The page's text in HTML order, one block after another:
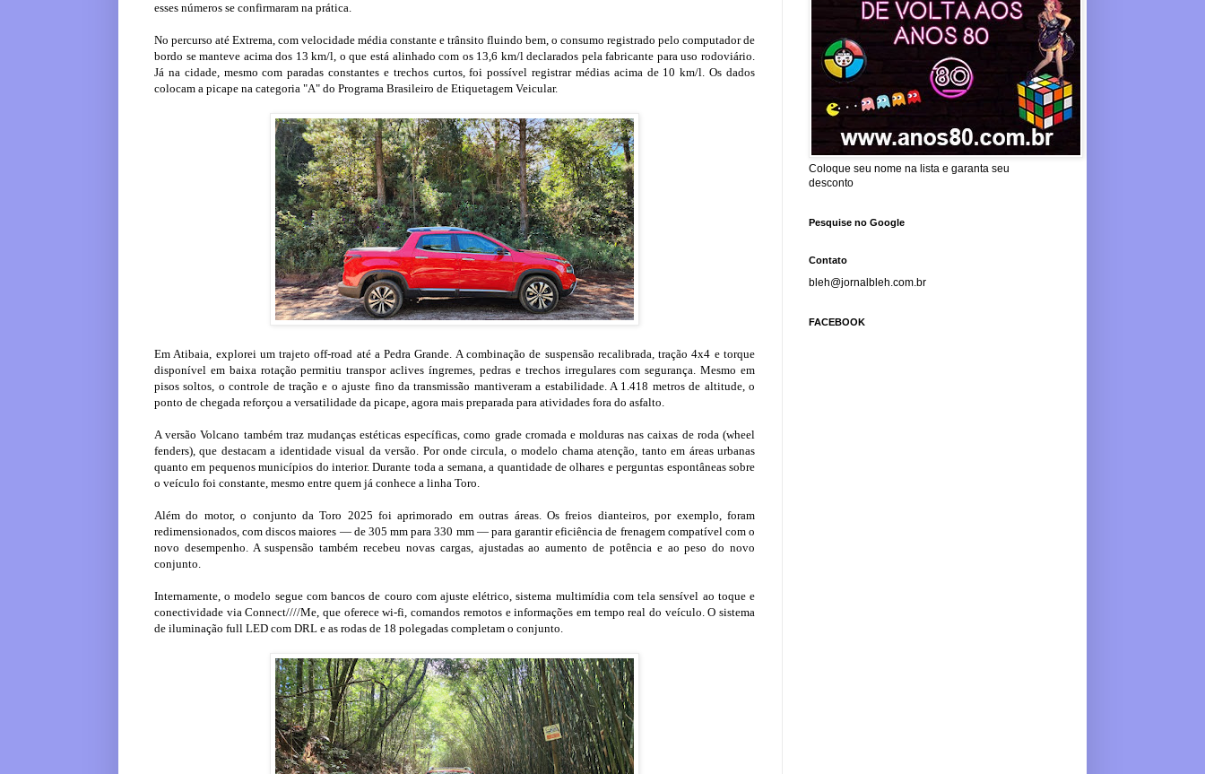
esses números se confirmaram na prática.
No percurso até Extrema, com velocidade média constante e trânsito fluindo bem, o consumo registrado pelo computador de
bordo se manteve acima dos 13 km/l, o que está alinhado com os 13,6 km/l declarados pela fabricante para uso rodoviário.
Já na cidade, mesmo com paradas constantes e trechos curtos, foi possível registrar médias acima de 10 km/l. Os dados
colocam a picape na categoria "A" do Programa Brasileiro de Etiquetagem Veicular.
Em Atibaia, explorei um trajeto off-road até a Pedra Grande. A combinação de suspensão recalibrada, tração 4x4 e torque
disponível em baixa rotação permitiu transpor aclives íngremes, pedras e trechos irregulares com segurança. Mesmo em
pisos soltos, o controle de tração e o ajuste fino da transmissão mantiveram a estabilidade. A 1.418 metros de altitude, o
ponto de chegada reforçou a versatilidade da picape, agora mais preparada para atividades fora do asfalto.
A versão Volcano também traz mudanças estéticas específicas, como grade cromada e molduras nas caixas de roda (wheel
fenders), que destacam a identidade visual da versão. Por onde circula, o modelo chama atenção, tanto em áreas urbanas
quanto em pequenos municípios do interior. Durante toda a semana, a quantidade de olhares e perguntas espontâneas sobre
o veículo foi constante, mesmo entre quem já conhece a linha Toro.
Além do motor, o conjunto da Toro 2025 foi aprimorado em outras áreas. Os freios dianteiros, por exemplo, foram
redimensionados, com discos maiores — de 305 mm para 330 mm — para garantir eficiência de frenagem compatível com o
novo desempenho. A suspensão também recebeu novas cargas, ajustadas ao aumento de potência e ao peso do novo
conjunto.
Internamente, o modelo segue com bancos de couro com ajuste elétrico, sistema multimídia com tela sensível ao toque e
conectividade via Connect////Me, que oferece wi-fi, comandos remotos e informações em tempo real do veículo. O sistema
de iluminação full LED com DRL e as rodas de 18 polegadas completam o conjunto.
Coloque seu nome na lista e garanta seu
desconto
Pesquise no Google
Contato
bleh@jornalbleh.com.br
FACEBOOK